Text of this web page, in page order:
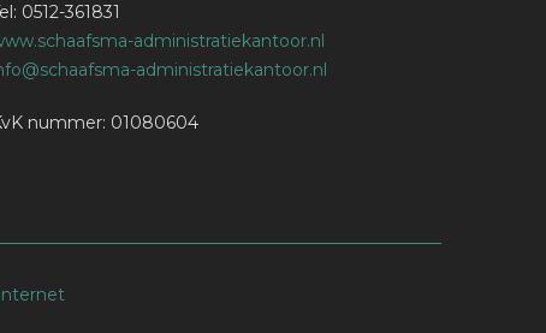
0512-361831
administratiekantoor.nl
administratiekantoor.nl
nummer: 01080604